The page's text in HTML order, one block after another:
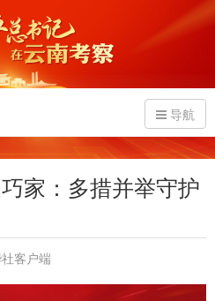
导航
家：多措并举守护
客户端